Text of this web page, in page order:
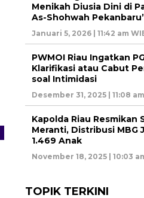
Menikah Diusia Dini di
As-Shohwah
Januari 5, 2026 | 11:42 am
PWMOI Riau Ingatkan
Klarifikasi atau Cabut
soal Intimidasi
Desember 31, 2025 | 11:08
Kapolda Riau Resmikan
Meranti, Distribusi MBG
1.469 Anak
November 18, 2025 | 10:03
TOPIK TERKINI